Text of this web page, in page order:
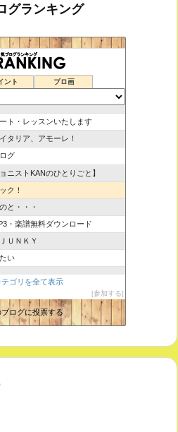
グランキング
ント ブロ画
られない作品
たもんだ
ト・レッスンいたします
タリア、アモーレ！
グ
ニストKANのひとりごと】
ク！
と・・・
・楽譜無料ダウンロード
ＵＮＫＹ
い
す♪
テゴリを全て表示
参加する
ブログに投票する